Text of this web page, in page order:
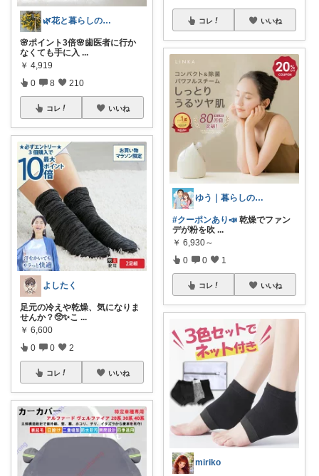
🌿花と暮らしのアトリエ
🌸ポイント3倍🌸歯医者に行か
なくても手に入 ...
￥ 4,919
0 8 210
コレ いいね
よしたく
足元の冷えや乾燥、気になりま
せんか？🥺✨こ ...
￥ 6,600
0 0 2
コレ いいね
コレ いいね
ゆう｜暮らしの便利帳
#クーポンあり📣 乾燥でファン
デが粉を吹 ...
￥ 6,930～
0 0 1
コレ いいね
miriko